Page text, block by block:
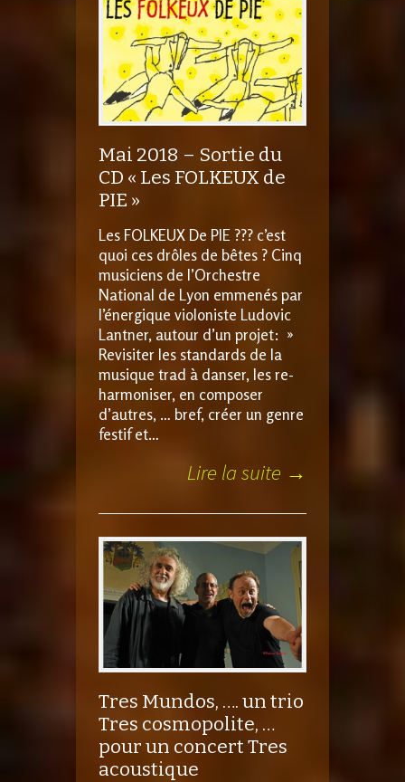
Mai 2018 – Sortie du
CD « Les FOLKEUX de
PIE »
Les FOLKEUX De PIE ??? c’est
quoi ces drôles de bêtes ? Cinq
musiciens de l’Orchestre
National de Lyon emmenés par
l’énergique violoniste Ludovic
Lantner, autour d’un projet: »
Revisiter les standards de la
musique trad à danser, les re-
harmoniser, en composer
d’autres, … bref, créer un genre
festif et…
Lire la suite →
Tres Mundos, …. un trio
Tres cosmopolite, …
pour un concert Tres
acoustique